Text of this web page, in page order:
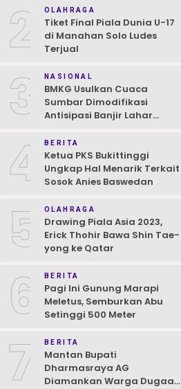
2 OLAHRAGA
Tiket Final Piala Dunia U-17
di Manahan Solo Ludes
Terjual
3 NASIONAL
BMKG Usulkan Cuaca
Sumbar Dimodifikasi
Antisipasi Banjir Lahar
4 BERITA
Ketua PKS Bukittinggi
Ungkap Hal Menarik Terkait
Sosok Anies Baswedan
5 OLAHRAGA
Drawing Piala Asia 2023,
Erick Thohir Bawa Shin Tae-
yong ke Qatar
6 BERITA
Pagi Ini Gunung Marapi
Meletus, Semburkan Abu
Setinggi 500 Meter
7 BERITA
Mantan Bupati
Dharmasraya AG
Diamankan Warga Dugaan